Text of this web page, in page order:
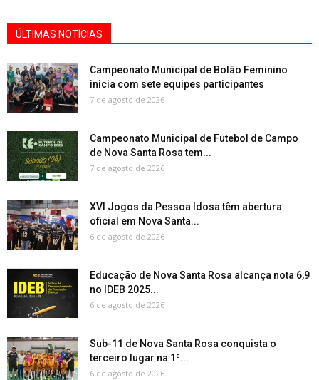
ÚLTIMAS NOTÍCIAS
Campeonato Municipal de Bolão Feminino
inicia com sete equipes participantes
7 de agosto de 2026
Campeonato Municipal de Futebol de Campo
de Nova Santa Rosa tem...
7 de agosto de 2026
XVI Jogos da Pessoa Idosa têm abertura
oficial em Nova Santa...
6 de agosto de 2026
Educação de Nova Santa Rosa alcança nota 6,9
no IDEB 2025...
6 de agosto de 2026
Sub-11 de Nova Santa Rosa conquista o
terceiro lugar na 1ª...
6 de agosto de 2026